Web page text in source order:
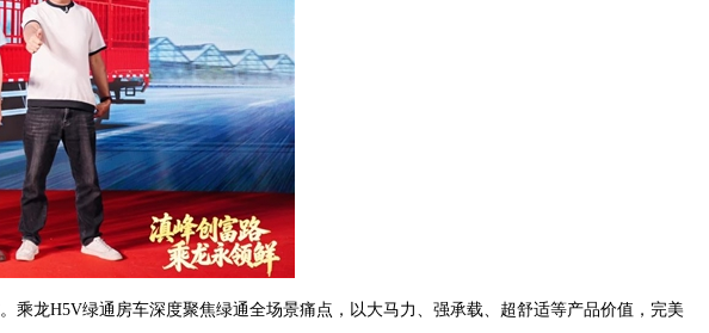
龙H5V绿通房车深度聚焦绿通全场景痛点，以大马力、强承载、超舒适等产品价值，完美